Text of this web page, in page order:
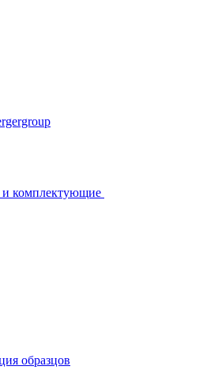
и комплектующие
образцов